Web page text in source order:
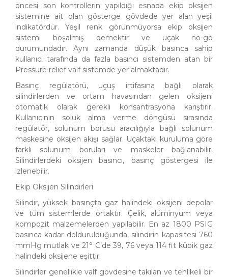
öncesi son kontrollerin yapıldığı esnada ekip oksijen
sistemine ait olan gösterge gövdede yer alan yeşil
indikatördür. Yeşil renk görünmüyorsa ekip oksijen
sistemi boşalmış demektir ve uçak no-go
durumundadır. Aynı zamanda düşük basınca sahip
kullanıcı tarafında da fazla basıncı sistemden atan bir
Pressure relief valf sistemde yer almaktadır.
Basınç regülatörü, uçuş irtifasına bağlı olarak
silindirlerden ve ortam havasından gelen oksijeni
otomatik olarak gerekli konsantrasyona karıştırır.
Kullanıcının soluk alma verme döngüsü sırasında
regülatör, solunum borusu aracılığıyla bağlı solunum
maskesine oksijen akışı sağlar. Uçaktaki kuruluma göre
farklı solunum boruları ve maskeler bağlanabilir.
Silindirlerdeki oksijen basıncı, basınç göstergesi ile
izlenebilir.
Ekip Oksijen Silindirleri
Silindir, yüksek basınçta gaz halindeki oksijeni depolar
ve tüm sistemlerde ortaktır. Çelik, alüminyum veya
kompozit malzemelerden yapılabilir. En az 1800 PSIG
basınca kadar doldurulduğunda, silindirin kapasitesi 760
mmHg mutlak ve 21° C’de 39, 76 veya 114 fit kübik gaz
halindeki oksijene eşittir.
Silindirler genellikle valf gövdesine takılan ve tehlikeli bir